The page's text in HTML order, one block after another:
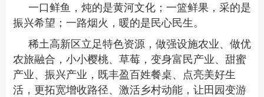
一口鲜鱼，炖的是黄河文化；一篮鲜果，采的是
振兴希望；一路烟火，暖的是民心民生。
稀土高新区立足特色资源，做强设施农业、做优
农旅融合，小小樱桃、草莓，变身富民产业、甜蜜
产业、振兴产业，既丰盈百姓餐桌、点亮美好生
活，更拓宽增收路径、激活乡村动能，让田园变游